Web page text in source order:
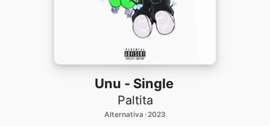
Unu - Single
Paltita
Alternativa · 2023